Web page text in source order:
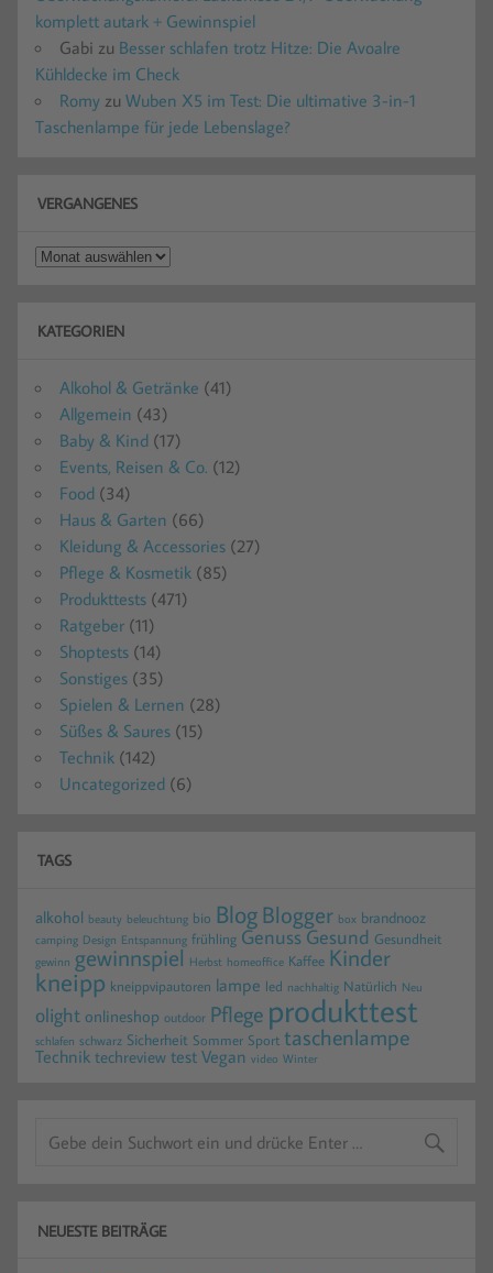
komplett autark + Gewinnspiel
Gabi zu Besser schlafen trotz Hitze: Die Avoalre
Kühldecke im Check
Romy zu Wuben X5 im Test: Die ultimative 3-in-1
Taschenlampe für jede Lebenslage?
VERGANGENES
Vergangenes
KATEGORIEN
Alkohol & Getränke (41)
Allgemein (43)
Baby & Kind (17)
Events, Reisen & Co. (12)
Food (34)
Haus & Garten (66)
Kleidung & Accessories (27)
Pflege & Kosmetik (85)
Produkttests (471)
Ratgeber (11)
Shoptests (14)
Sonstiges (35)
Spielen & Lernen (28)
Süßes & Saures (15)
Technik (142)
Uncategorized (6)
TAGS
alkohol beauty beleuchtung bio BlogBlogger box brandnooz
camping Design Entspannung frühling GenussGesund Gesundheit
gewinn gewinnspiel Herbst homeoffice Kaffee Kinder
kneipp kneippvipautoren lampe led nachhaltig Natürlich Neu
olight onlineshop outdoor Pflege produkttest
schlafen schwarz Sicherheit Sommer Sport taschenlampe
Technik techreview test Vegan video Winter
NEUESTE BEITRÄGE